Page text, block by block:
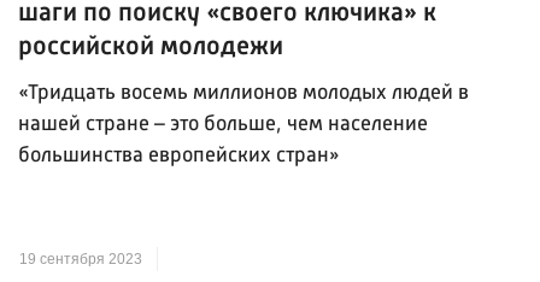
шаги по поиску «своего ключика» к
российской молодежи
«Тридцать восемь миллионов молодых людей в
нашей стране – это больше, чем население
большинства европейских стран»
19 сентября 2023